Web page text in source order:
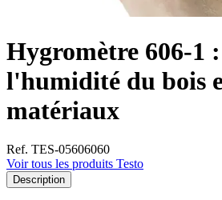
Hygromètre 606-1
l'humidité du bois
matériaux
Ref. TES-05606060
Voir tous les produits Testo
Description